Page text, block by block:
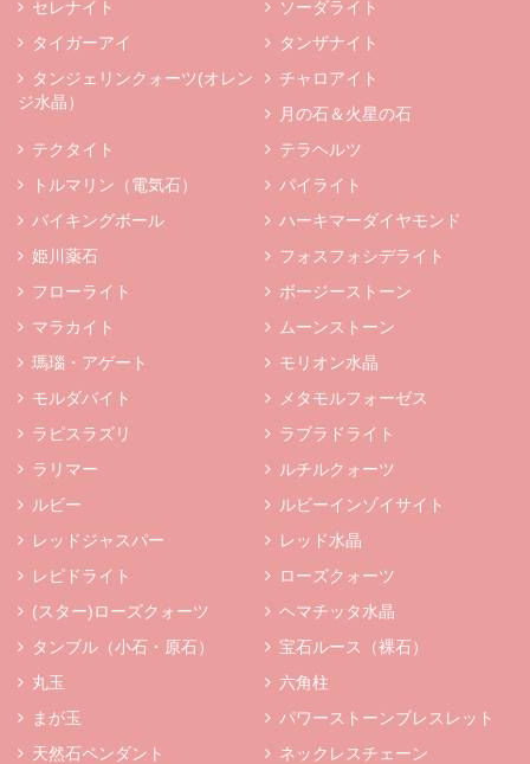
セレナイト
ソーダライト
タイガーアイ
タンザナイト
タンジェリンクォーツ(オレン
ジ水晶）
チャロアイト
月の石＆火星の石
テクタイト
テラヘルツ
トルマリン（電気石）
パイライト
バイキングボール
ハーキマーダイヤモンド
姫川薬石
フォスフォシデライト
フローライト
ボージーストーン
マラカイト
ムーンストーン
瑪瑙・アゲート
モリオン水晶
モルダバイト
メタモルフォーゼス
ラピスラズリ
ラブラドライト
ラリマー
ルチルクォーツ
ルビー
ルビーインゾイサイト
レッドジャスパー
レッド水晶
レピドライト
ローズクォーツ
(スター)ローズクォーツ
ヘマチッタ水晶
タンブル（小石・原石）
宝石ルース（裸石）
丸玉
六角柱
まが玉
パワーストーンブレスレット
天然石ペンダント
ネックレスチェーン